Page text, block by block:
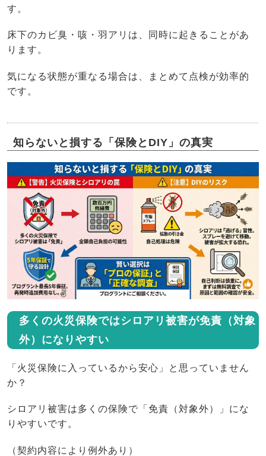
す。
床下のカビ臭・咳・羽アリは、同時に起きることがあ
ります。
気になる状態が重なる場合は、まとめて点検が効率的
です。
知らないと損する「保険とDIY」の真実
多くの火災保険ではシロアリ被害が免責（対象
外）になりやすい
「火災保険に入っているから安心」と思っていません
か？
シロアリ被害は多くの保険で「免責（対象外）」にな
りやすいです。
（契約内容により例外あり）